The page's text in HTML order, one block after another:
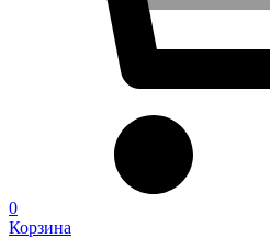
0
Корзина